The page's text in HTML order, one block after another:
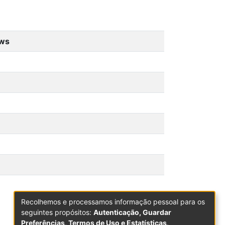
Recolhemos e processamos informação pessoal para os
seguintes propósitos: Autenticação, Guardar
Preferências, Termos de Uso e Estatísticas.